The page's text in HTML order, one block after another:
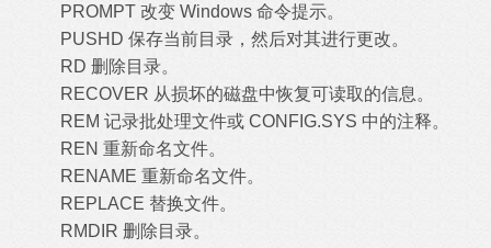
PROMPT 改变 Windows 命令提示。
PUSHD 保存当前目录，然后对其进行更改。
RD 删除目录。
RECOVER 从损坏的磁盘中恢复可读取的信息。
REM 记录批处理文件或 CONFIG.SYS 中的注释。
REN 重新命名文件。
RENAME 重新命名文件。
REPLACE 替换文件。
RMDIR 删除目录。